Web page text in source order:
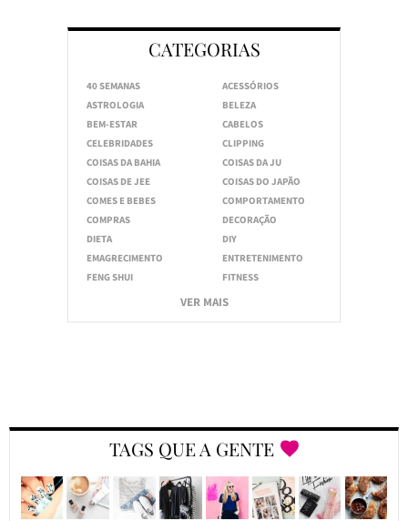
CATEGORIAS
40 SEMANAS
ACESSÓRIOS
ASTROLOGIA
BELEZA
BEM-ESTAR
CABELOS
CELEBRIDADES
CLIPPING
COISAS DA BAHIA
COISAS DA JU
COISAS DE JEE
COISAS DO JAPÃO
COMES E BEBES
COMPORTAMENTO
COMPRAS
DECORAÇÃO
DIETA
DIY
EMAGRECIMENTO
ENTRETENIMENTO
FENG SHUI
FITNESS
VER MAIS
TAGS QUE A GENTE